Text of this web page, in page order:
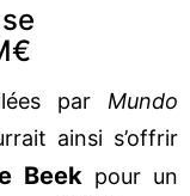
par Mundo
ainsi s’offrir
Beek pour un